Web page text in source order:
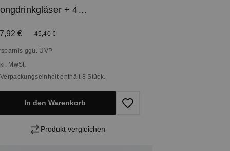
+ 4
€ Regulärer Preis:
45,40 €
ggü. UVP
MwSt.
enthält 8 Stück.
In den Warenkorb
Produkt vergleichen